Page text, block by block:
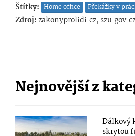
Štítky: Home office Překážky v
Zdroj:zakonyprolidi.cz,
Nejnovější z
Dálkový
skrytou